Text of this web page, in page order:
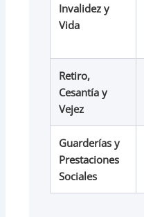
Invalidez y
Vida
Retiro,
Cesantía y
Vejez
Guarderías y
Prestaciones
Sociales